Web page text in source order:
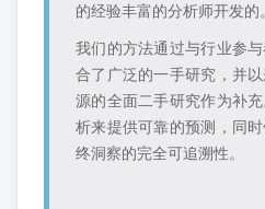
的经验丰富的分析师开发的。
我们的方法通过与行业参
合了广泛的一手研究，并
源的全面二手研究作为补
析来提供可靠的预测，同
终洞察的完全可追溯性。